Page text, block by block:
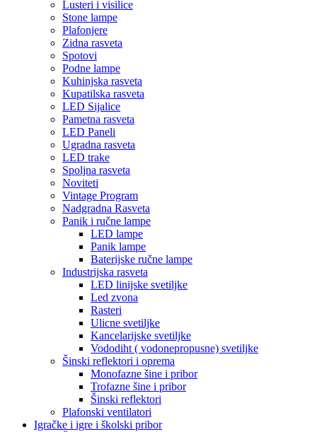
Lusteri i visilice
Stone lampe
Plafonjere
Zidna rasveta
Spotovi
Podne lampe
Kuhinjska rasveta
Kupatilska rasveta
LED Sijalice
Pametna rasveta
LED Paneli
Ugradna rasveta
LED trake
Spoljna rasveta
Noviteti
Vintage Program
Nadgradna Rasveta
Panik i ručne lampe
LED lampe
Panik lampe
Baterijske ručne lampe
Industrijska rasveta
LED linijske svetiljke
Led zvona
Rasteri
Ulicne svetiljke
Kancelarijske svetiljke
Vododiht ( vodonepropusne) svetiljke
Šinski reflektori i oprema
Monofazne šine i pribor
Trofazne šine i pribor
Šinski reflektori
Plafonski ventilatori
Igračke i igre i školski pribor